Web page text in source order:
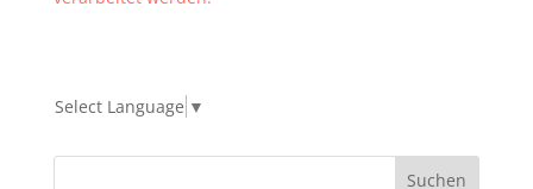
Select Language ▼